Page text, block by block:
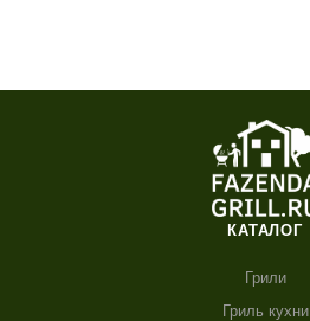
КАТАЛОГ
Грили
Гриль кухни